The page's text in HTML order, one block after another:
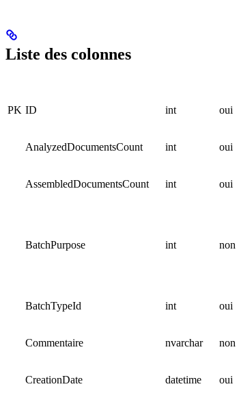
Liste des colonnes
PK ID int oui
AnalyzedDocumentsCount int oui
AssembledDocumentsCount int oui
BatchPurpose int non
BatchTypeId int oui
Commentaire nvarchar non
CreationDate datetime oui